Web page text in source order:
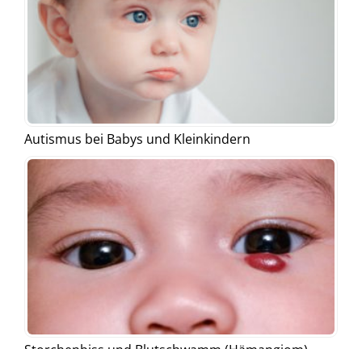
Autismus bei Babys und Kleinkindern